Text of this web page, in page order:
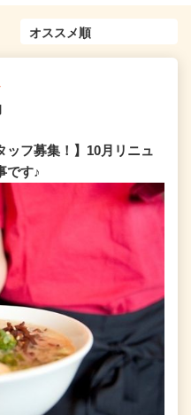
ッフ募集！】10月リニュ
です♪